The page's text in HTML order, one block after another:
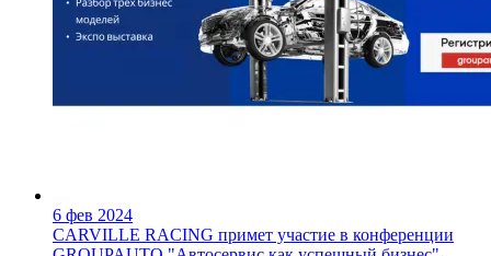
6 фев 2024
CARVILLE RACING примет участие в конференции